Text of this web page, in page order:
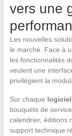
vers une
Les nouvelles
le marché. Face à
les fonctionnalités
veulent une
privilégient la
Sur chaque
bouquets de
calendrier, éditions
support technique